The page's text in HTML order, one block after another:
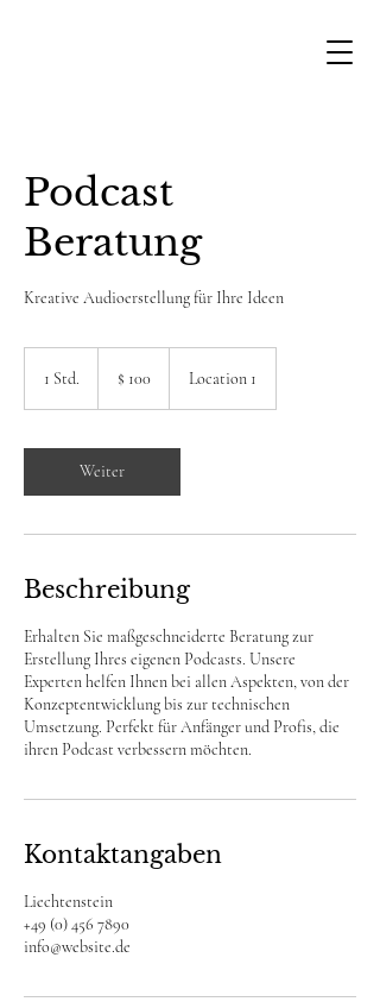
Podcast
Beratung
Kreative Audioerstellung für Ihre Ideen
1 Std.
d
Dollar$ 100 Location 1
Weiter
Beschreibung
Erhalten Sie maßgeschneiderte Beratung zur
Erstellung Ihres eigenen Podcasts. Unsere
Experten helfen Ihnen bei allen Aspekten, von der
Konzeptentwicklung bis zur technischen
Umsetzung. Perfekt für Anfänger und Profis, die
ihren Podcast verbessern möchten.
Kontaktangaben
Liechtenstein
+49 (0) 456 7890
info@website.de